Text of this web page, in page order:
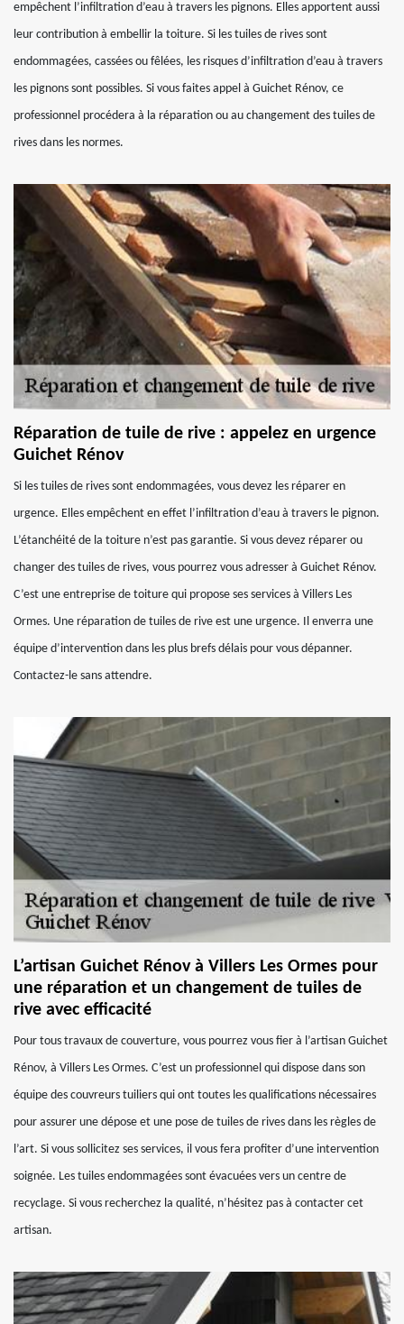
empêchent l’infiltration d’eau à travers les pignons. Elles apportent aussi
leur contribution à embellir la toiture. Si les tuiles de rives sont
endommagées, cassées ou fêlées, les risques d’infiltration d’eau à travers
les pignons sont possibles. Si vous faites appel à Guichet Rénov, ce
professionnel procédera à la réparation ou au changement des tuiles de
rives dans les normes.
Réparation de tuile de rive : appelez en urgence
Guichet Rénov
Si les tuiles de rives sont endommagées, vous devez les réparer en
urgence. Elles empêchent en effet l’infiltration d’eau à travers le pignon.
L’étanchéité de la toiture n’est pas garantie. Si vous devez réparer ou
changer des tuiles de rives, vous pourrez vous adresser à Guichet Rénov.
C’est une entreprise de toiture qui propose ses services à Villers Les
Ormes. Une réparation de tuiles de rive est une urgence. Il enverra une
équipe d’intervention dans les plus brefs délais pour vous dépanner.
Contactez-le sans attendre.
L’artisan Guichet Rénov à Villers Les Ormes pour
une réparation et un changement de tuiles de
rive avec efficacité
Pour tous travaux de couverture, vous pourrez vous fier à l’artisan Guichet
Rénov, à Villers Les Ormes. C’est un professionnel qui dispose dans son
équipe des couvreurs tuiliers qui ont toutes les qualifications nécessaires
pour assurer une dépose et une pose de tuiles de rives dans les règles de
l’art. Si vous sollicitez ses services, il vous fera profiter d’une intervention
soignée. Les tuiles endommagées sont évacuées vers un centre de
recyclage. Si vous recherchez la qualité, n’hésitez pas à contacter cet
artisan.